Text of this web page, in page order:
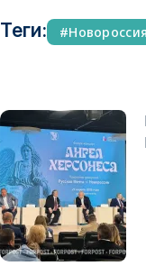
Теги: Новороссия